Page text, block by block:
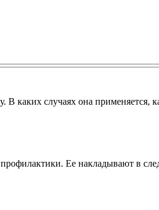
каких случаях она применяется,
Ее накладывают в